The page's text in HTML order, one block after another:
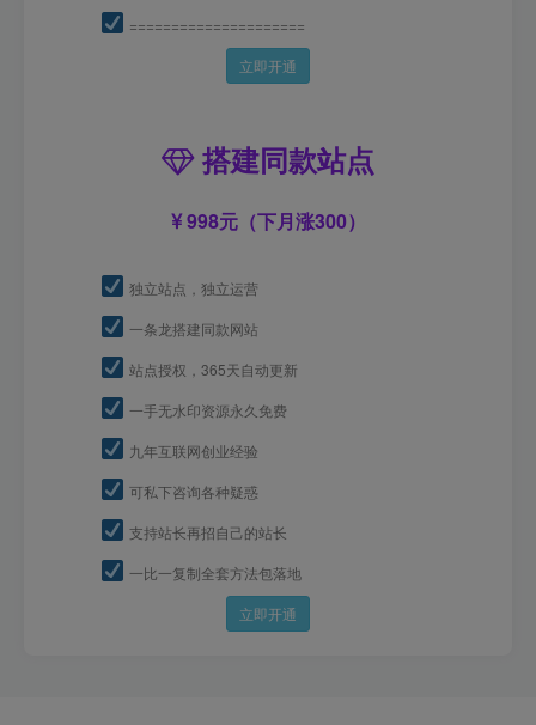
=====================
立即开通
搭建同款站点
998元（下月涨300）
独立站点，独立运营
一条龙搭建同款网站
站点授权，365天自动更新
一手无水印资源永久免费
九年互联网创业经验
可私下咨询各种疑惑
支持站长再招自己的站长
一比一复制全套方法包落地
立即开通